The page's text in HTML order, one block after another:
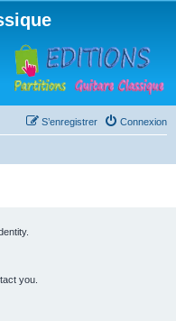
Connexion
S’enregistrer
you.